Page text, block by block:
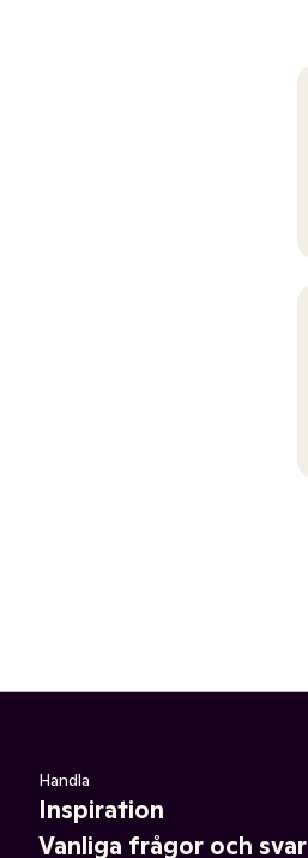
Handla
Inspiration
Vanliga frågor och svar